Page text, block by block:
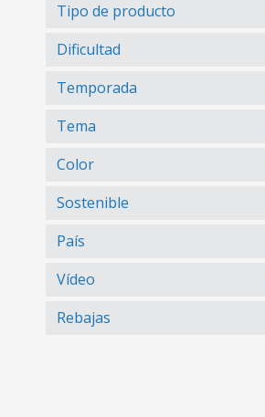
Tipo de producto
Dificultad
Temporada
Tema
Color
Sostenible
País
Vídeo
Rebajas